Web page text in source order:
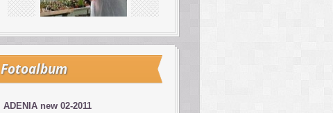
Fotoalbum
ADENIA new 02-2011